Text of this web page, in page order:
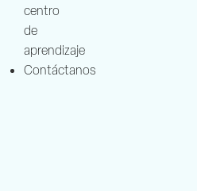
centro
de
aprendizaje
Contáctanos